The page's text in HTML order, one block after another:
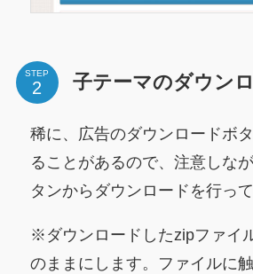
STEP 子テーマのダウン
稀に、広告のダウンロードボ
ることがあるので、注意しな
タンからダウンロードを行って
※ダウンロードしたzipファイ
のままにします。ファイルに